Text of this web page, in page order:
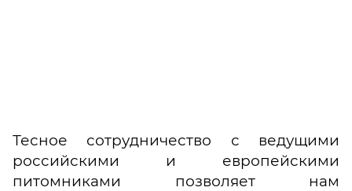
Тесное сотрудничество с ведущими
российскими и европейскими
питомниками позволяет нам